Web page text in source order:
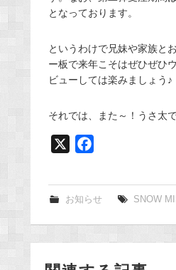
となっております。
というわけで兄妹や家族と
ー板で来年こそはぜひぜひ
ビューしては楽みましょう♪
それでは、また～！うさ
e
お知らせ SNOW